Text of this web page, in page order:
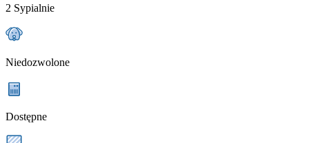
2 Sypialnie
Niedozwolone
Dostępne